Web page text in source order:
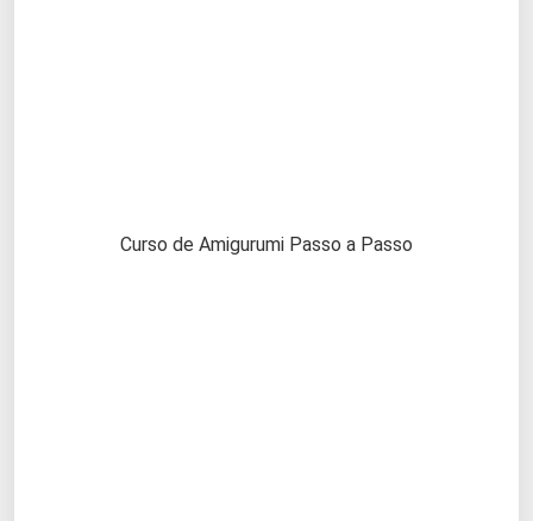
Curso de Amigurumi Passo a Passo